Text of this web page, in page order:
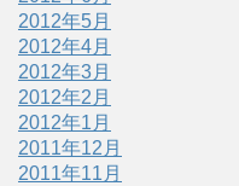
2012年5月
2012年4月
2012年3月
2012年2月
2012年1月
2011年12月
2011年11月